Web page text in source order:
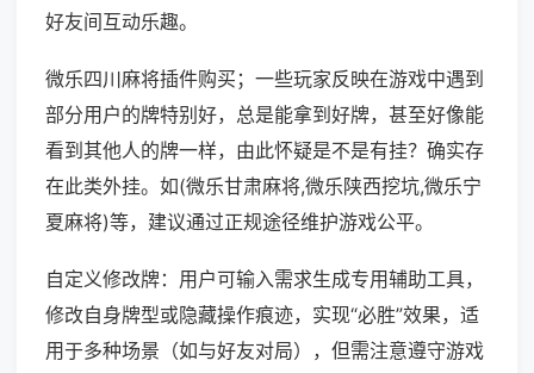
好友间互动乐趣。
微乐四川麻将插件购买；一些玩家反映在游戏中遇到
部分用户的牌特别好，总是能拿到好牌，甚至好像能
看到其他人的牌一样，由此怀疑是不是有挂？确实存
在此类外挂。如(微乐甘肃麻将,微乐陕西挖坑,微乐宁
夏麻将)等，建议通过正规途径维护游戏公平。
自定义修改牌：用户可输入需求生成专用辅助工具，
修改自身牌型或隐藏操作痕迹，实现“必胜”效果，适
用于多种场景（如与好友对局），但需注意遵守游戏